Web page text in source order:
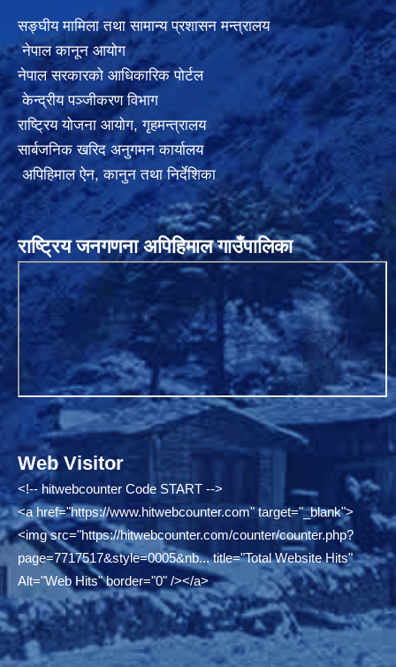
सङ्घीय मामिला तथा सामान्य प्रशासन मन्त्रालय
नेपाल कानून आयोग
नेपाल सरकारको आधिकारिक पोर्टल
केन्द्रीय पञ्जीकरण विभाग
राष्ट्रिय योजना आयोग,गृहमन्त्रालय
सार्बजनिक खरिद अनुगमन कार्यालय
अपिहिमाल ऐन, कानुन तथा निर्देशिका
राष्ट्रिय जनगणना अपिहिमाल गाउँपालिका
Web Visitor
<!-- hitwebcounter Code START -->
<a href="https://www.hitwebcounter.com"target="_blank">
<img src="https://hitwebcounter.com/counter/counter.php?
page=7717517&style=0005&nb...title="Total Website Hits"
Alt="Web Hits" border="0" /></a>